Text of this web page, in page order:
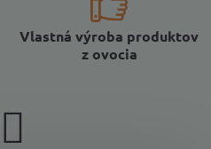
Vlastná výroba produktov
z ovocia